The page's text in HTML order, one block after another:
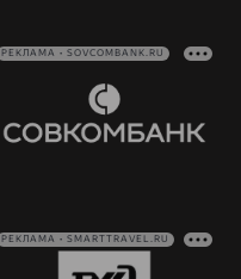
РЕКЛАМА • SOVCOMBANK.RU
РЕКЛАМА • SMARTTRAVEL.RU